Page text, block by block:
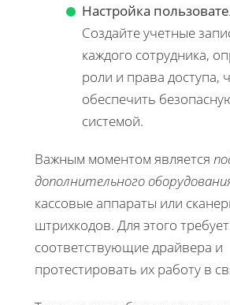
Настройка
Создайте учетные
каждого сотрудника,
роли и права доступа,
обеспечить
системой.
Важным моментом является
дополнительного
кассовые аппараты или
штрихкодов. Для этого
соответствующие драйвера и
протестировать их работу в